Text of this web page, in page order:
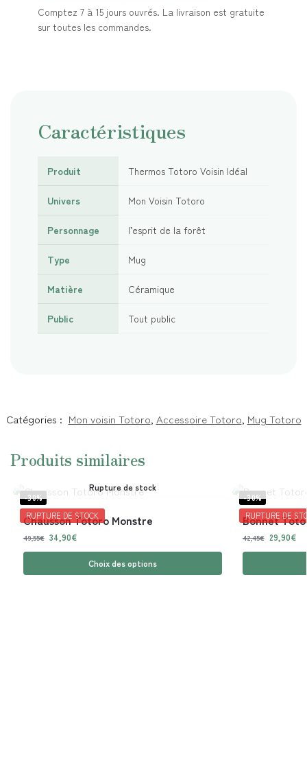
Comptez 7 à 15 jours ouvrés. La livraison est gratuite
sur toutes les commandes.
Caractéristiques
Produit Thermos Totoro Voisin Idéal
Univers Mon Voisin Totoro
Personnage l’esprit de la forêt
Type Mug
Matière Céramique
Public Tout public
Catégories : Mon voisin Totoro, Accessoire Totoro, Mug Totoro
Produits similaires
-30%
RUPTURE DE STOCK
Rupture de stock
Chausson Totoro Monstre
49,55€ 34,90€
Choix des options
-30%
RUPTURE DE
Bonnet
42,45€ 29,90€